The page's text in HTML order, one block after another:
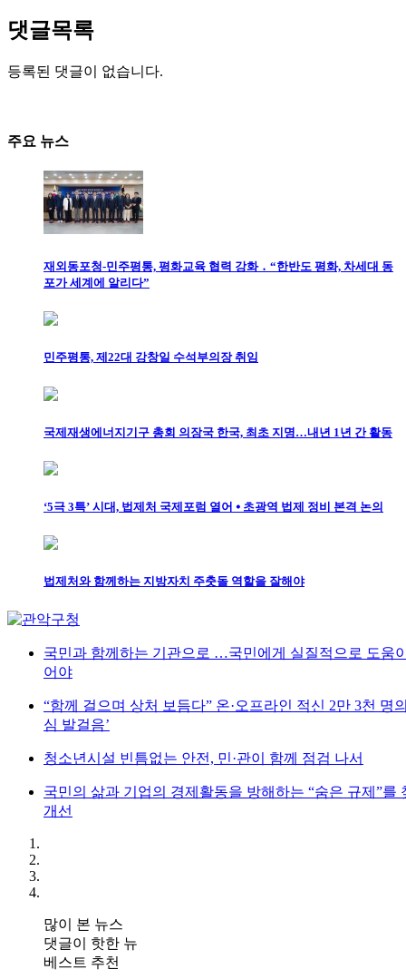
댓글목록
등록된 댓글이 없습니다.
주요 뉴스
재외동포청-민주평통, 평화교육 협력 강화 ․ “한반도 평화, 차세대 동
포가 세계에 알리다”
민주평통, 제22대 강창일 수석부의장 취임
국제재생에너지기구 총회 의장국 한국, 최초 지명…내년 1년 간 활동
‘5극 3특’ 시대, 법제처 국제포럼 열어 ⦁ 초광역 법제 정비 본격 논의
법제처와 함께하는 지방자치 주춧돌 역할을 잘해야
국민과 함께하는 기관으로 …국민에게 실질적으로 도움
어야
“함께 걸으며 상처 보듬다” 온·오프라인 적신 2만 3천 명
심 발걸음’
청소년시설 빈틈없는 안전, 민·관이 함께 점검 나서
국민의 삶과 기업의 경제활동을 방해하는 “숨은 규제”를
개선
많이 본 뉴스
댓글이 핫한 뉴
베스트 추천